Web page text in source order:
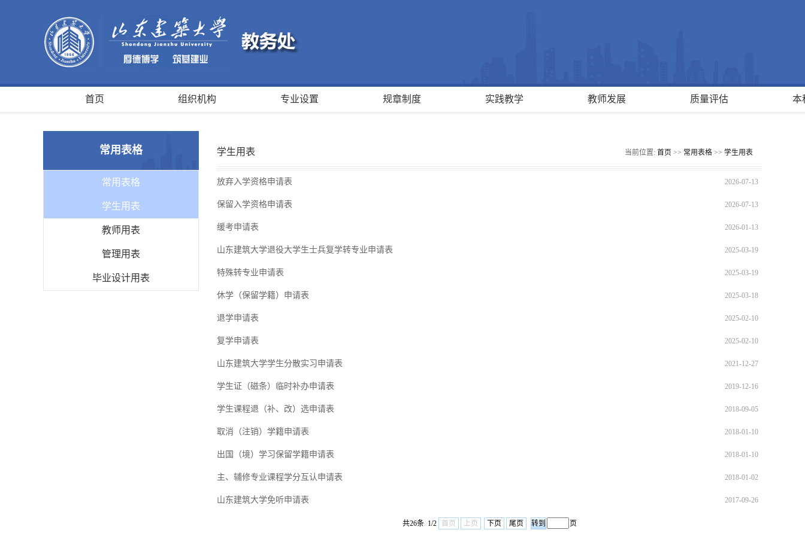
首页 组织机构 专业设置 规章制度 实践教学 教师发展 质量评估 本
常用表格
常用表格
学生用表
教师用表
管理用表
毕业设计用表
学生用表 当前位置: 首页 >> 常用表格>> 学生用表
放弃入学资格申请表 2026-07-13
保留入学资格申请表 2026-07-13
缓考申请表 2026-01-13
山东建筑大学退役大学生士兵复学转专业申请表 2025-03-19
特殊转专业申请表 2025-03-19
休学（保留学籍）申请表 2025-03-18
退学申请表 2025-02-10
复学申请表 2025-02-10
山东建筑大学学生分散实习申请表 2021-12-27
学生证（磁条）临时补办申请表 2019-12-16
学生课程退（补、改）选申请表 2018-09-05
取消（注销）学籍申请表 2018-01-10
出国（境）学习保留学籍申请表 2018-01-10
主、辅修专业课程学分互认申请表 2018-01-02
山东建筑大学免听申请表 2017-09-26
共26条 1/2 首页 上页 下页 尾页 页